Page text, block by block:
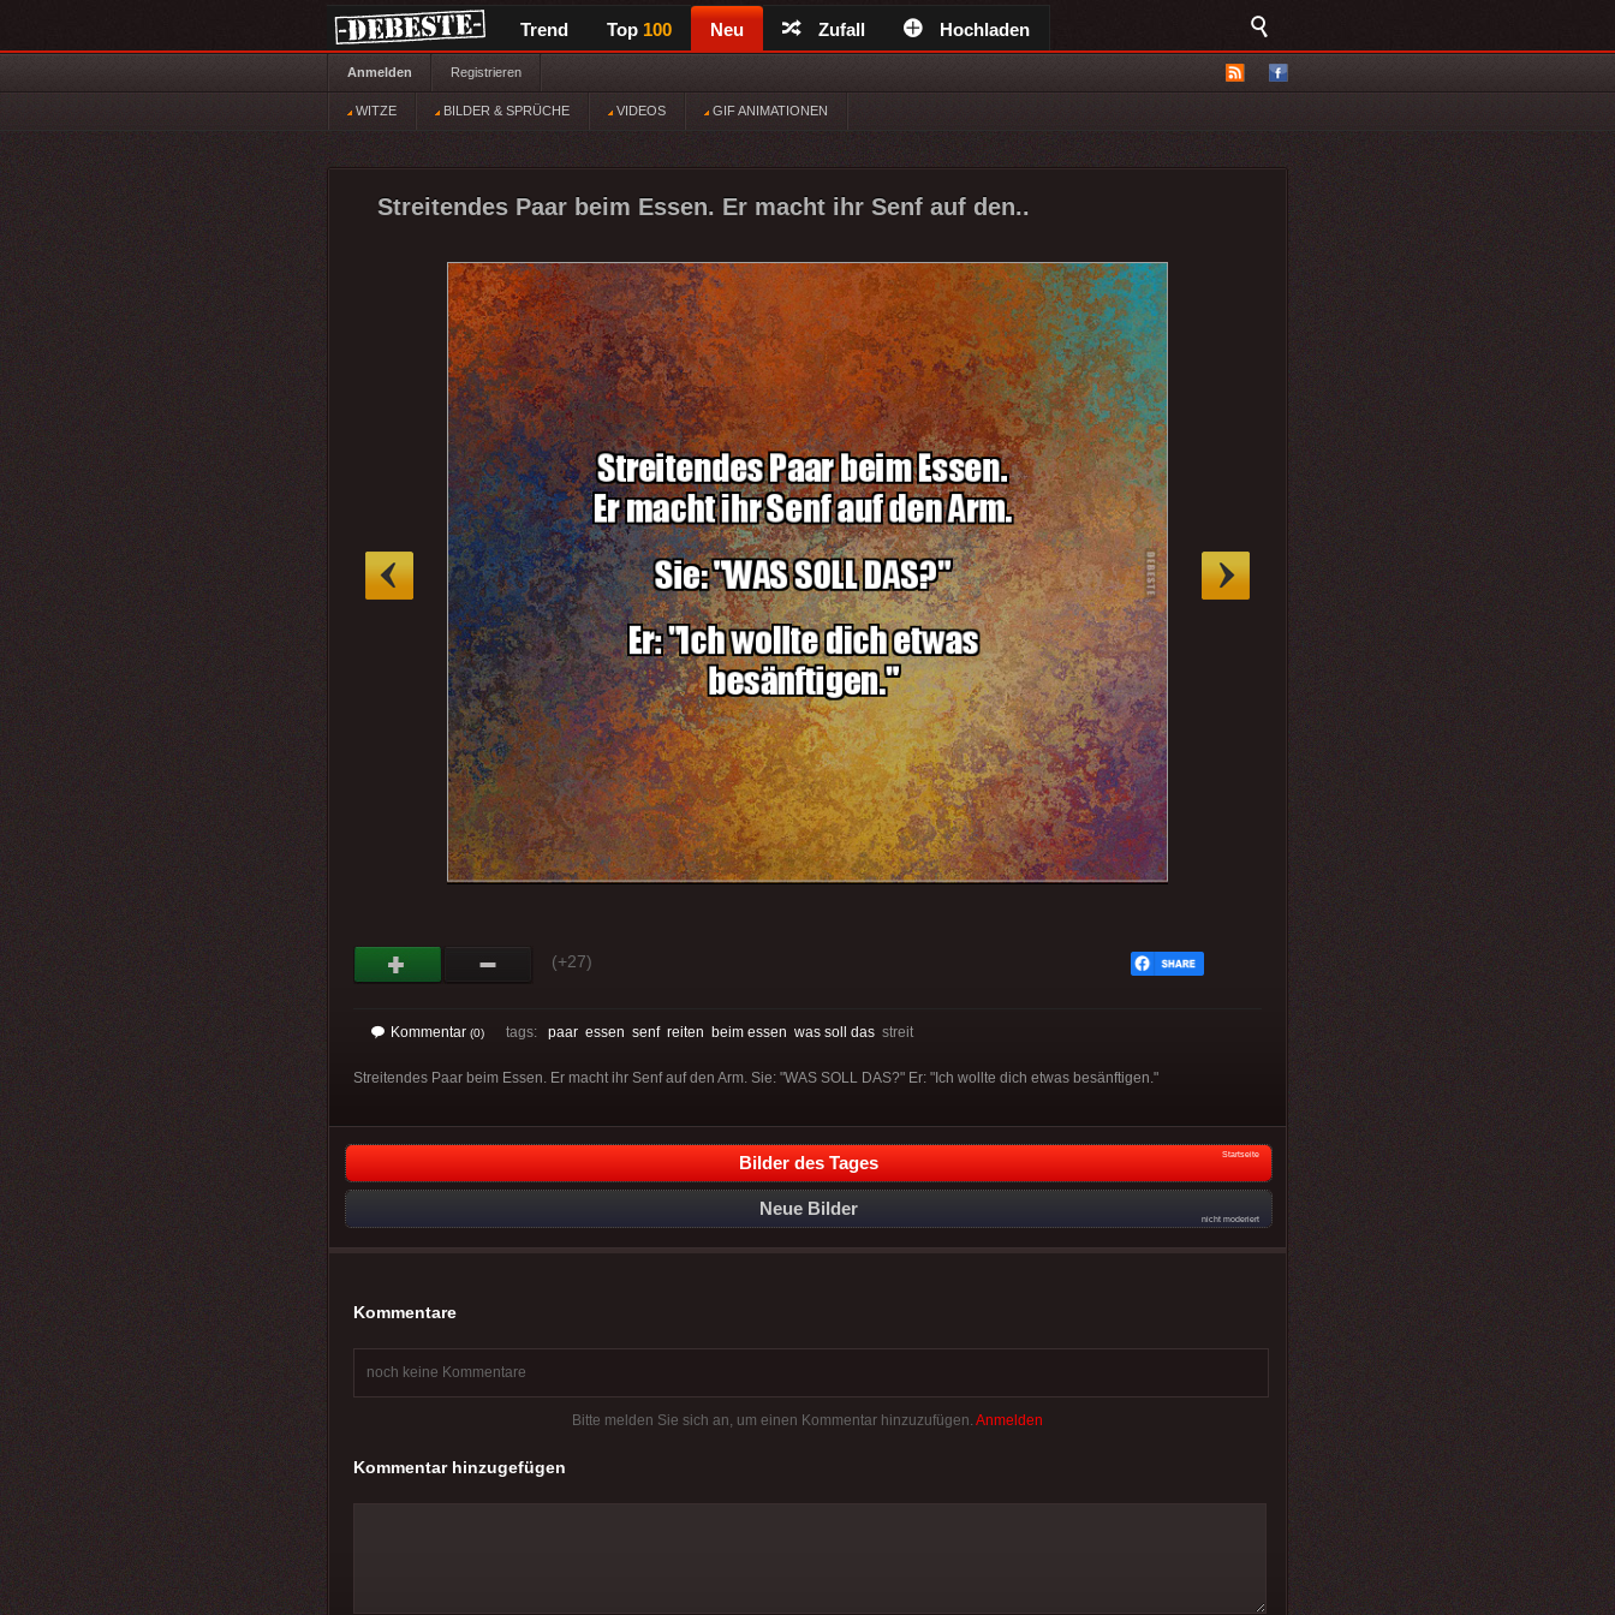
Trend Top 100 Neu Zufall Hochladen
Anmelden Registrieren
WITZE BILDER & SPRÜCHE VIDEOS GIF ANIMATIONEN
Streitendes Paar beim Essen. Er macht ihr Senf auf den..
(+27)
Kommentar (0) tags: paar essen senf reiten beim essen was soll das streit
Streitendes Paar beim Essen. Er macht ihr Senf auf den Arm. Sie: "WAS SOLL DAS?" Er: "Ich wollte dich etwas besänftigen."
Bilder des Tages Startseite
Neue Bilder
nicht moderiert
Kommentare
noch keine Kommentare
Bitte melden Sie sich an, um einen Kommentar hinzuzufügen. Anmelden
Kommentar hinzugefügen